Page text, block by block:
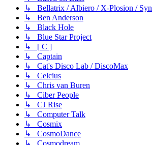
↳ Bellatrix / Albiero / X-Plosion /
↳ Ben Anderson
↳ Black Hole
↳ Blue Star Project
↳ [ C ]
↳ Captain
↳ Cat's Disco Lab / DiscoMax
↳ Celcius
↳ Chris van Buren
↳ Ciber People
↳ CJ Rise
↳ Computer Talk
↳ Cosmix
↳ CosmoDance
↳ Cosmodream